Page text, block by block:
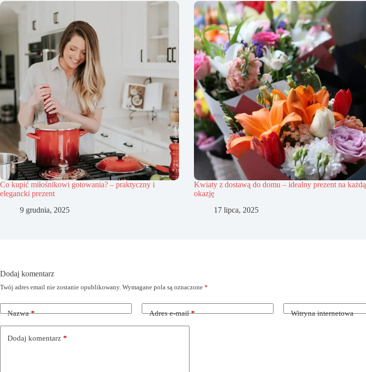
Co kupić miłośnikowi gotowania? – praktyczny i
elegancki prezent
9 grudnia, 2025
Kwiaty z dostawą do domu – idealny prezent na każdą
okazję
17 lipca, 2025
Dodaj komentarz
Twój adres email nie zostanie opublikowany. Wymagane pola są oznaczone *
Nazwa* Adres e-mail* Witryna internetowa
Dodaj komentarz *